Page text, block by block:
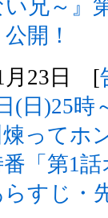
い兄～
開！
月23日 [
(日)25
煉ってホ
「第1
らすじ・